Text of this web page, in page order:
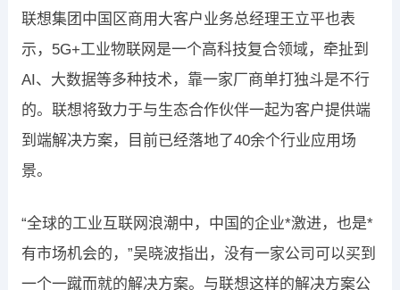
联想集团中国区商用大客户业务总经理王立平也表
示，5G+工业物联网是一个高科技复合领域，牵扯到
AI、大数据等多种技术，靠一家厂商单打独斗是不行
的。联想将致力于与生态合作伙伴一起为客户提供端
到端解决方案，目前已经落地了40余个行业应用场
景。
“全球的工业互联网浪潮中，中国的企业*激进，也是*
有市场机会的，”吴晓波指出，没有一家公司可以买到
一个一蹴而就的解决方案。与联想这样的解决方案公